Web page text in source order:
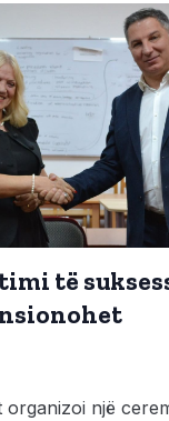
të
organizoi një